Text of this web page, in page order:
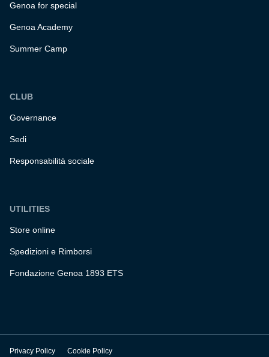
Genoa for special
Genoa Academy
Summer Camp
CLUB
Governance
Sedi
Responsabilità sociale
UTILITIES
Store online
Spedizioni e Rimborsi
Fondazione Genoa 1893 ETS
Privacy Policy Cookie Policy